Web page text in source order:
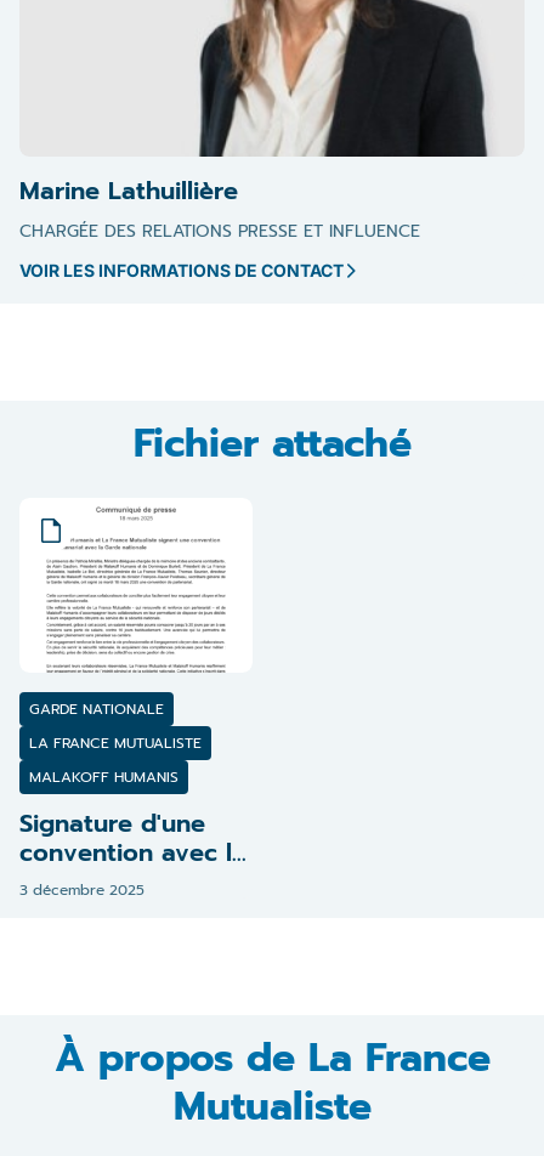
Marine Lathuillière
CHARGÉE DES RELATIONS PRESSE ET INFLUENCE
VOIR LES INFORMATIONS DE CONTACT
Fichier attaché
GARDE NATIONALE
LA FRANCE MUTUALISTE
MALAKOFF HUMANIS
Signature d'une
convention avec la
Garde nationale
3 décembre 2025
À propos de La France
Mutualiste